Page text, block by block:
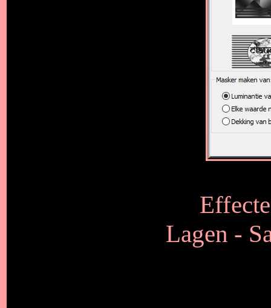
Lagen -